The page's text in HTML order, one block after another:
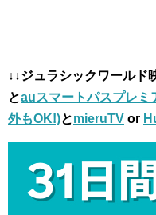
↓↓ジュラシックワールド
とauスマートパスプレミ
外もOK!)とmieruTV or